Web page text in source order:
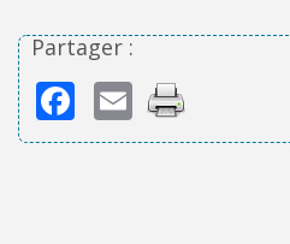
Partager :
Facebook
Email